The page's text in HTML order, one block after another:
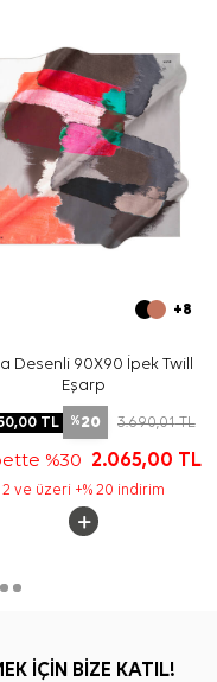
talimatları
uygun ürün
uyumlu şekilde
+8
Desenli 90X90 İpek Twill
Eşarp
TL %20 3.690,01TL
%30 2.065,00 TL
2 ve üzeri +% 20 indirim
İÇİN BİZE KATIL!